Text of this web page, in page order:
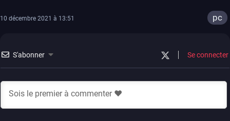
10 décembre 2021 à 13:51 pc
S'abonner Se connecter